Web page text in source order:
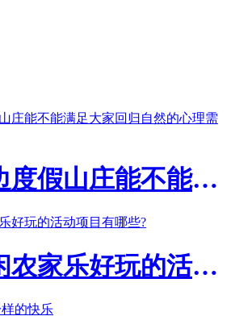
昆明周边度假山庄能不能满足大家回归自然的心理需求
昆明休闲农家乐好玩的活动项目有哪些?